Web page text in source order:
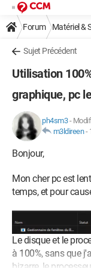
Forum Matériel &
Sujet Précédent
Utilisation
graphique, pc
ph4sm3-
m3ldireen-
Bonjour,
Mon cher pc est
temps, et pour
Le disque et le
à 100%, sans que